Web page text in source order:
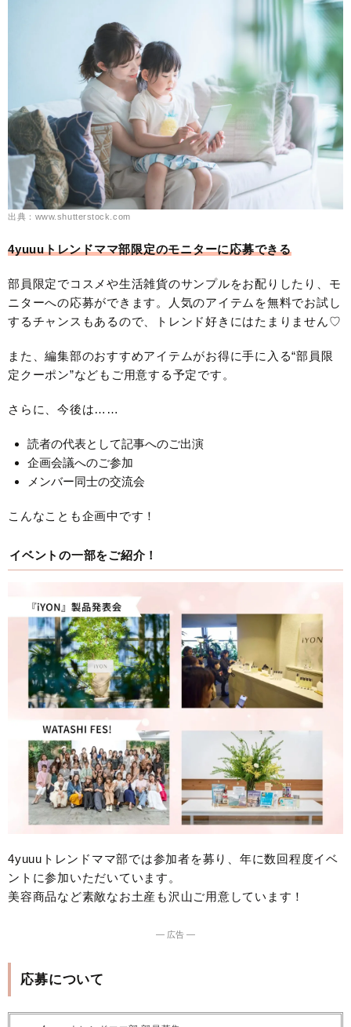
出典：www.shutterstock.com
4yuuuトレンドママ部限定のモニターに応募できる
部員限定でコスメや生活雑貨のサンプルをお配りしたり、モ
ニターへの応募ができます。人気のアイテムを無料でお試し
するチャンスもあるので、トレンド好きにはたまりません♡
また、編集部のおすすめアイテムがお得に手に入る“部員限
定クーポン”などもご用意する予定です。
さらに、今後は……
読者の代表として記事へのご出演
企画会議へのご参加
メンバー同士の交流会
こんなことも企画中です！
イベントの一部をご紹介！
4yuuuトレンドママ部では参加者を募り、年に数回程度イベ
ントに参加いただいています。
美容商品など素敵なお土産も沢山ご用意しています！
― 広告 ―
応募について